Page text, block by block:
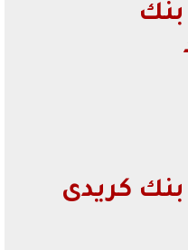
بنك
كريدى